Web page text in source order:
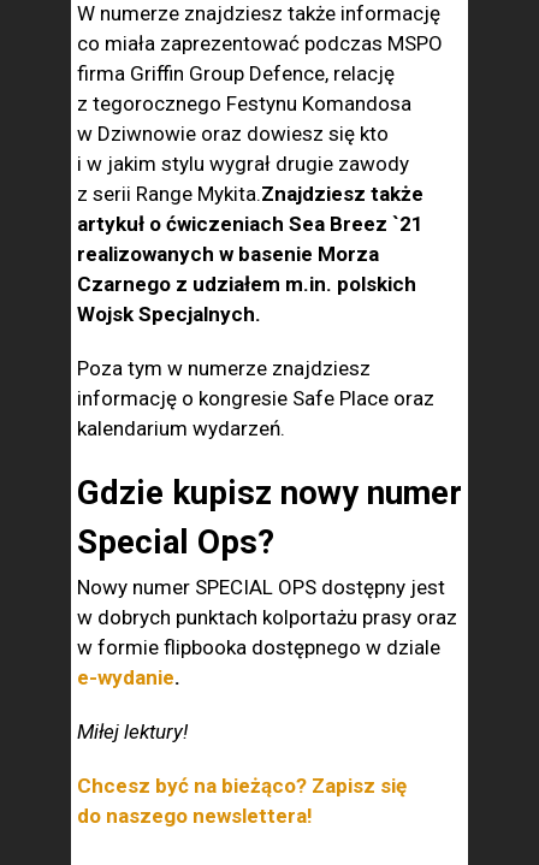
W numerze znajdziesz także informację
co miała zaprezentować podczas MSPO
firma Griffin Group Defence, relację
z tegorocznego Festynu Komandosa
w Dziwnowie oraz dowiesz się kto
i w jakim stylu wygrał drugie zawody
z serii Range Mykita.Znajdziesz także
artykuł o ćwiczeniach Sea Breez `21
realizowanych w basenie Morza
Czarnego z udziałem m.in. polskich
Wojsk Specjalnych.
Poza tym w numerze znajdziesz
informację o kongresie Safe Place oraz
kalendarium wydarzeń.
Gdzie kupisz nowy numer
Special Ops?
Nowy numer SPECIAL OPS dostępny jest
w dobrych punktach kolportażu prasy oraz
w formie flipbooka dostępnego w dziale
e-wydanie.
Miłej lektury!
Chcesz być na bieżąco? Zapisz się
do naszego newslettera!